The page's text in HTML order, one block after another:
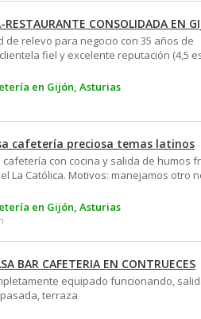
RESTAURANTE CONSOLIDADA EN
de relevo para negocio con 35 años de
fiel y excelente reputación (4,5
actualmente y listo para continuar desde
140 m² Aforo interior para 69
de humos Todo equipado Sin
inmediata Actualmente trabaja por
fines de semana demanda de
potencial para cenas . Abstenerse
en Gijón, Asturias
cafetería preciosa temas latinos
cafetería con cocina y salida de humos
La Católica. Motivos: manejamos otro
pero no podemos atenderlo
y nos gustaría que alguien lo cuidase. 2
clientela, ambiente caribeño, ideal
algo latino. se venden muchos cócteles.
con el concepto. Damos también con
tenemos mucha interacción por ahi.
ayudar 644800173
en Gijón, Asturias
BAR CAFETERIA EN CONTRUECES
equipado funcionando,
terraza